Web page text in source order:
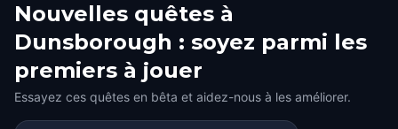
Nouvelles quêtes à
Dunsborough : soyez parmi les
premiers à jouer
Essayez ces quêtes en bêta et aidez-nous à les améliorer.